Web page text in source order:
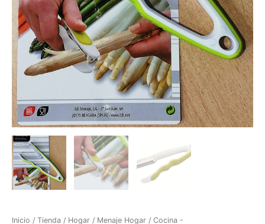
Inicio / Tienda / Hogar / Menaje Hogar / Cocina -